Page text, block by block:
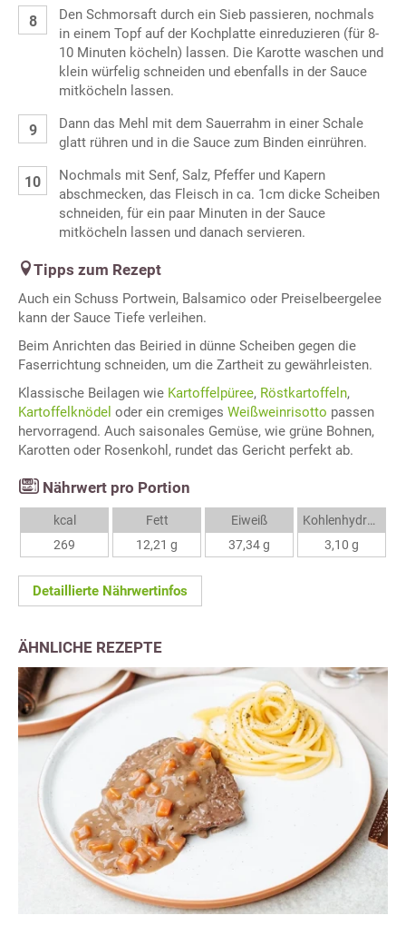
Den Schmorsaft durch ein Sieb passieren, nochmals
in einem Topf auf der Kochplatte einreduzieren (für 8-
10 Minuten köcheln) lassen. Die Karotte waschen und
klein würfelig schneiden und ebenfalls in der Sauce
mitköcheln lassen.
Dann das Mehl mit dem Sauerrahm in einer Schale
glatt rühren und in die Sauce zum Binden einrühren.
Nochmals mit Senf, Salz, Pfeffer und Kapern
abschmecken, das Fleisch in ca. 1cm dicke Scheiben
schneiden, für ein paar Minuten in der Sauce
mitköcheln lassen und danach servieren.
Tipps zum Rezept
Auch ein Schuss Portwein, Balsamico oder Preiselbeergelee
kann der Sauce Tiefe verleihen.
Beim Anrichten das Beiried in dünne Scheiben gegen die
Faserrichtung schneiden, um die Zartheit zu gewährleisten.
Klassische Beilagen wie Kartoffelpüree, Röstkartoffeln,
Kartoffelknödel oder ein cremiges Weißweinrisotto passen
hervorragend. Auch saisonales Gemüse, wie grüne Bohnen,
Karotten oder Rosenkohl, rundet das Gericht perfekt ab.
Nährwert pro Portion
kcal
269
Fett
12,21 g
Eiweiß
37,34 g
Kohlenhydrate
3,10 g
Detaillierte Nährwertinfos
ÄHNLICHE REZEPTE